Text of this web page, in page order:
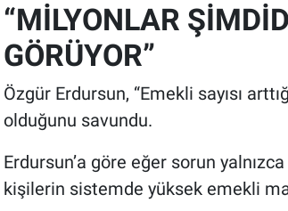
“MİLYONLAR
GÖRÜYOR”
Özgür Erdursun, “Emekli sayısı
olduğunu savundu.
Erdursun’a göre eğer sorun
kişilerin sistemde yüksek emekli